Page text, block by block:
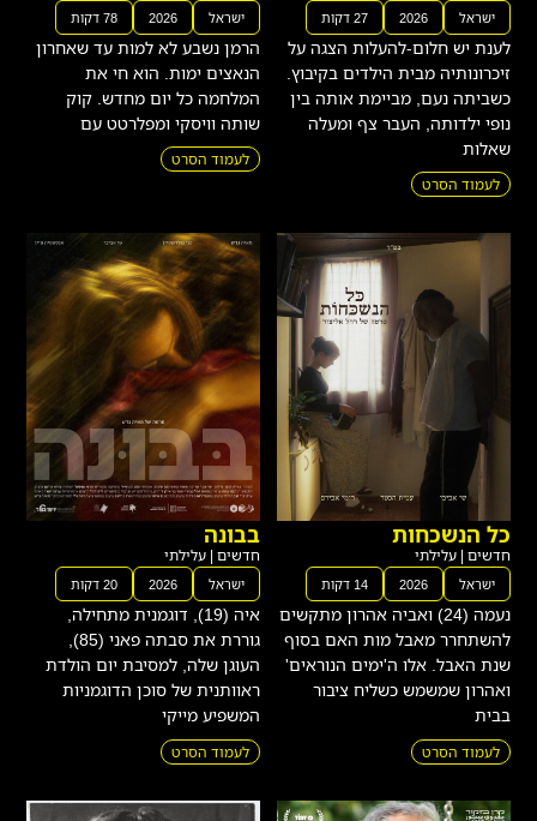
ישראל 2026 27 דקות
לענת יש חלום-להעלות הצגה על
זיכרונותיה מבית הילדים בקיבוץ.
כשביתה נעם, מביימת אותה בין
נופי ילדותה, העבר צף ומעלה
שאלות
לעמוד הסרט
ישראל 2026 78 דקות
הרמן נשבע לא למות עד שאחרון
הנאצים ימות. הוא חי את
המלחמה כל יום מחדש. קוק
שותה וויסקי ומפלרטט עם
לעמוד הסרט
כל הנשכחות
חדשים |עלילתי
ישראל 2026 14 דקות
נעמה (24) ואביה אהרון מתקשים
להשתחרר מאבל מות האם בסוף
שנת האבל. אלו ה'ימים הנוראים'
ואהרון שמשמש כשליח ציבור
בבית
לעמוד הסרט
בבונה
חדשים | עלילתי
ישראל 2026 20 דקות
איה (19), דוגמנית מתחילה,
גוררת את סבתה פאני (85),
העוגן שלה, למסיבת יום הולדת
ראוותנית של סוכן הדוגמניות
המשפיע מייקי
לעמוד הסרט